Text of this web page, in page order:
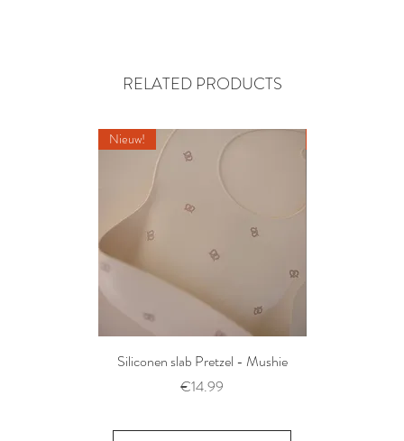
RELATED PRODUCTS
Nieuw!
Siliconen slab Pretzel - Mushie
Prijs
€14.99